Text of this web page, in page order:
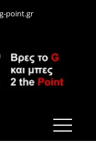
g-point.gr